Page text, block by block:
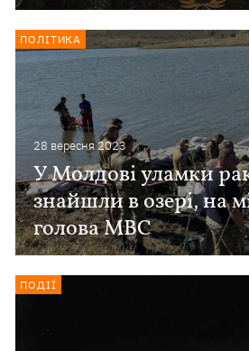
28 вересня 2023
У Молдові уламки
знайшли в озері, на
голова МВС
ПОЛІТИКА
ПОДІЇ